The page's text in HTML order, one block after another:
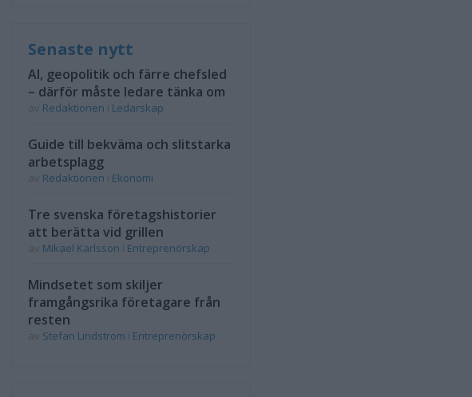
Senaste nytt
AI, geopolitik och färre chefsled
– därför måste ledare tänka om
Redaktionen Ledarskap
Guide till bekväma och slitstarka
arbetsplagg
Redaktionen Ekonomi
Tre svenska företagshistorier
att berätta vid grillen
Mikael Karlsson Entreprenörskap
Mindsetet som skiljer
framgångsrika företagare från
resten
Stefan Lindstrom Entreprenörskap